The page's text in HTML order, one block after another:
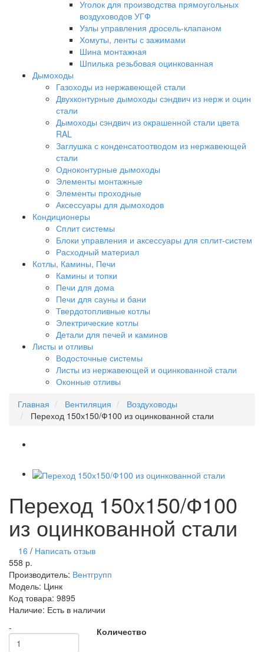
Уголок для производства прямоугольных
воздуховодов УГФ
Узлы управления дросель-клапаном
Хомуты, ленты с зажимами
Шина монтажная
Шпилька резьбовая оцинкованная
Дымоходы
Газоходы из нержавеющей стали
Двухконтурные дымоходы сэндвич из нерж и оцин
стали
Дымоходы сэндвич из окрашенной стали цвета
RAL
Заглушка с конденсатоотводом из нержавеющей
стали
Одноконтурные дымоходы
Элементы монтажные
Элементы проходные
Аксессуары для дымоходов
Кондиционеры
Сплит системы
Блоки управления и аксессуары для сплит-систем
Расходный материал
Котлы, Камины, Печи
Камины и топки
Печи для дома
Печи для сауны и бани
Твердотопливные котлы
Электрические котлы
Детали для печей и каминов
Листы и отливы
Водосточные системы
Листы из нержавеющей и оцинкованной стали
Оконные отливы
Главная
Вентиляция
Воздуховоды
Переход 150х150/Ф100 из оцинкованной стали
Переход 150х150/Ф100
из оцинкованной стали
16 / Написать отзыв
558 р.
Производитель: Вентгрупп
Модель: Цинк
Код товара: 9895
Наличие: Есть в наличии
Количество
-